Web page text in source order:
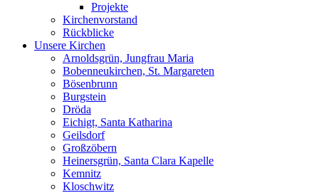
Projekte
Kirchenvorstand
Rückblicke
Unsere Kirchen
Arnoldsgrün, Jungfrau Maria
Bobenneukirchen, St. Margareten
Bösenbrunn
Burgstein
Dröda
Eichigt, Santa Katharina
Geilsdorf
Großzöbern
Heinersgrün, Santa Clara Kapelle
Kemnitz
Kloschwitz